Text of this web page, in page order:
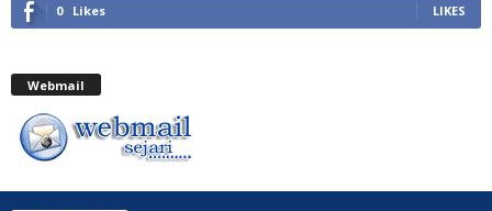
0 Likes LIKES
Webmail